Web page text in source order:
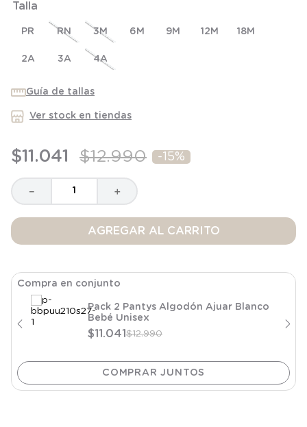
Talla
PR RN 3M 6M 9M 12M 18M
2A 3A 4A
Guía de tallas
Ver stock en tiendas
$11 .041 $12.990 -15%
＋
－
AGREGAR AL CARRITO
Compra en conjunto
Pack 2 Pantys Algodón Ajuar Blanco
Bebé Unisex
$11.041$12.990
saco
zapatillas niño